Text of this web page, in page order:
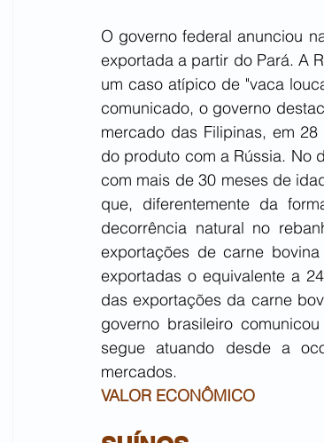
O governo federal anunciou
exportada a partir do Pará. A
um caso atípico de "vaca
comunicado, o governo
mercado das Filipinas, em
do produto com a Rússia. No
com mais de 30 meses de
que, diferentemente da
decorrência natural no
exportações de carne
exportadas o equivalente a
das exportações da carne
governo brasileiro
segue atuando desde a
mercados.
VALOR ECONÔMICO